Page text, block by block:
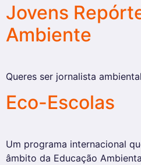
Jovens
Ambiente
Queres ser jornalista
Eco-Escolas
Um programa internacional
âmbito da Educação